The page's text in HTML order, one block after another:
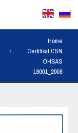
You are here:Home
Certifikat CSN
OHSAS
18001_2008